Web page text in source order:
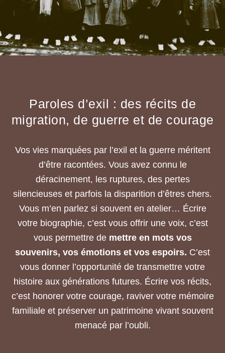
Paroles d’exil : des récits de
migration, de guerre et de courage
Vos vies marquées par l’exil et la guerre méritent
d’être racontées. Vous avez connu le
déracinement, les ruptures, des pertes
silencieuses et parfois la disparition d’êtres chers.
Vous m’en parlez si souvent en atelier… Écrire
votre biographie, c’est vous offrir une voix, c’est
vous permettre de mettre en mots vos
souvenirs, vos émotions et vos espoirs. C’est
vous donner l’opportunité de transmettre votre
histoire aux générations futures. Écrire vos récits,
c’est honorer votre courage, raviver votre mémoire
familiale et préserver un patrimoine vivant souvent
menacé par l’oubli.